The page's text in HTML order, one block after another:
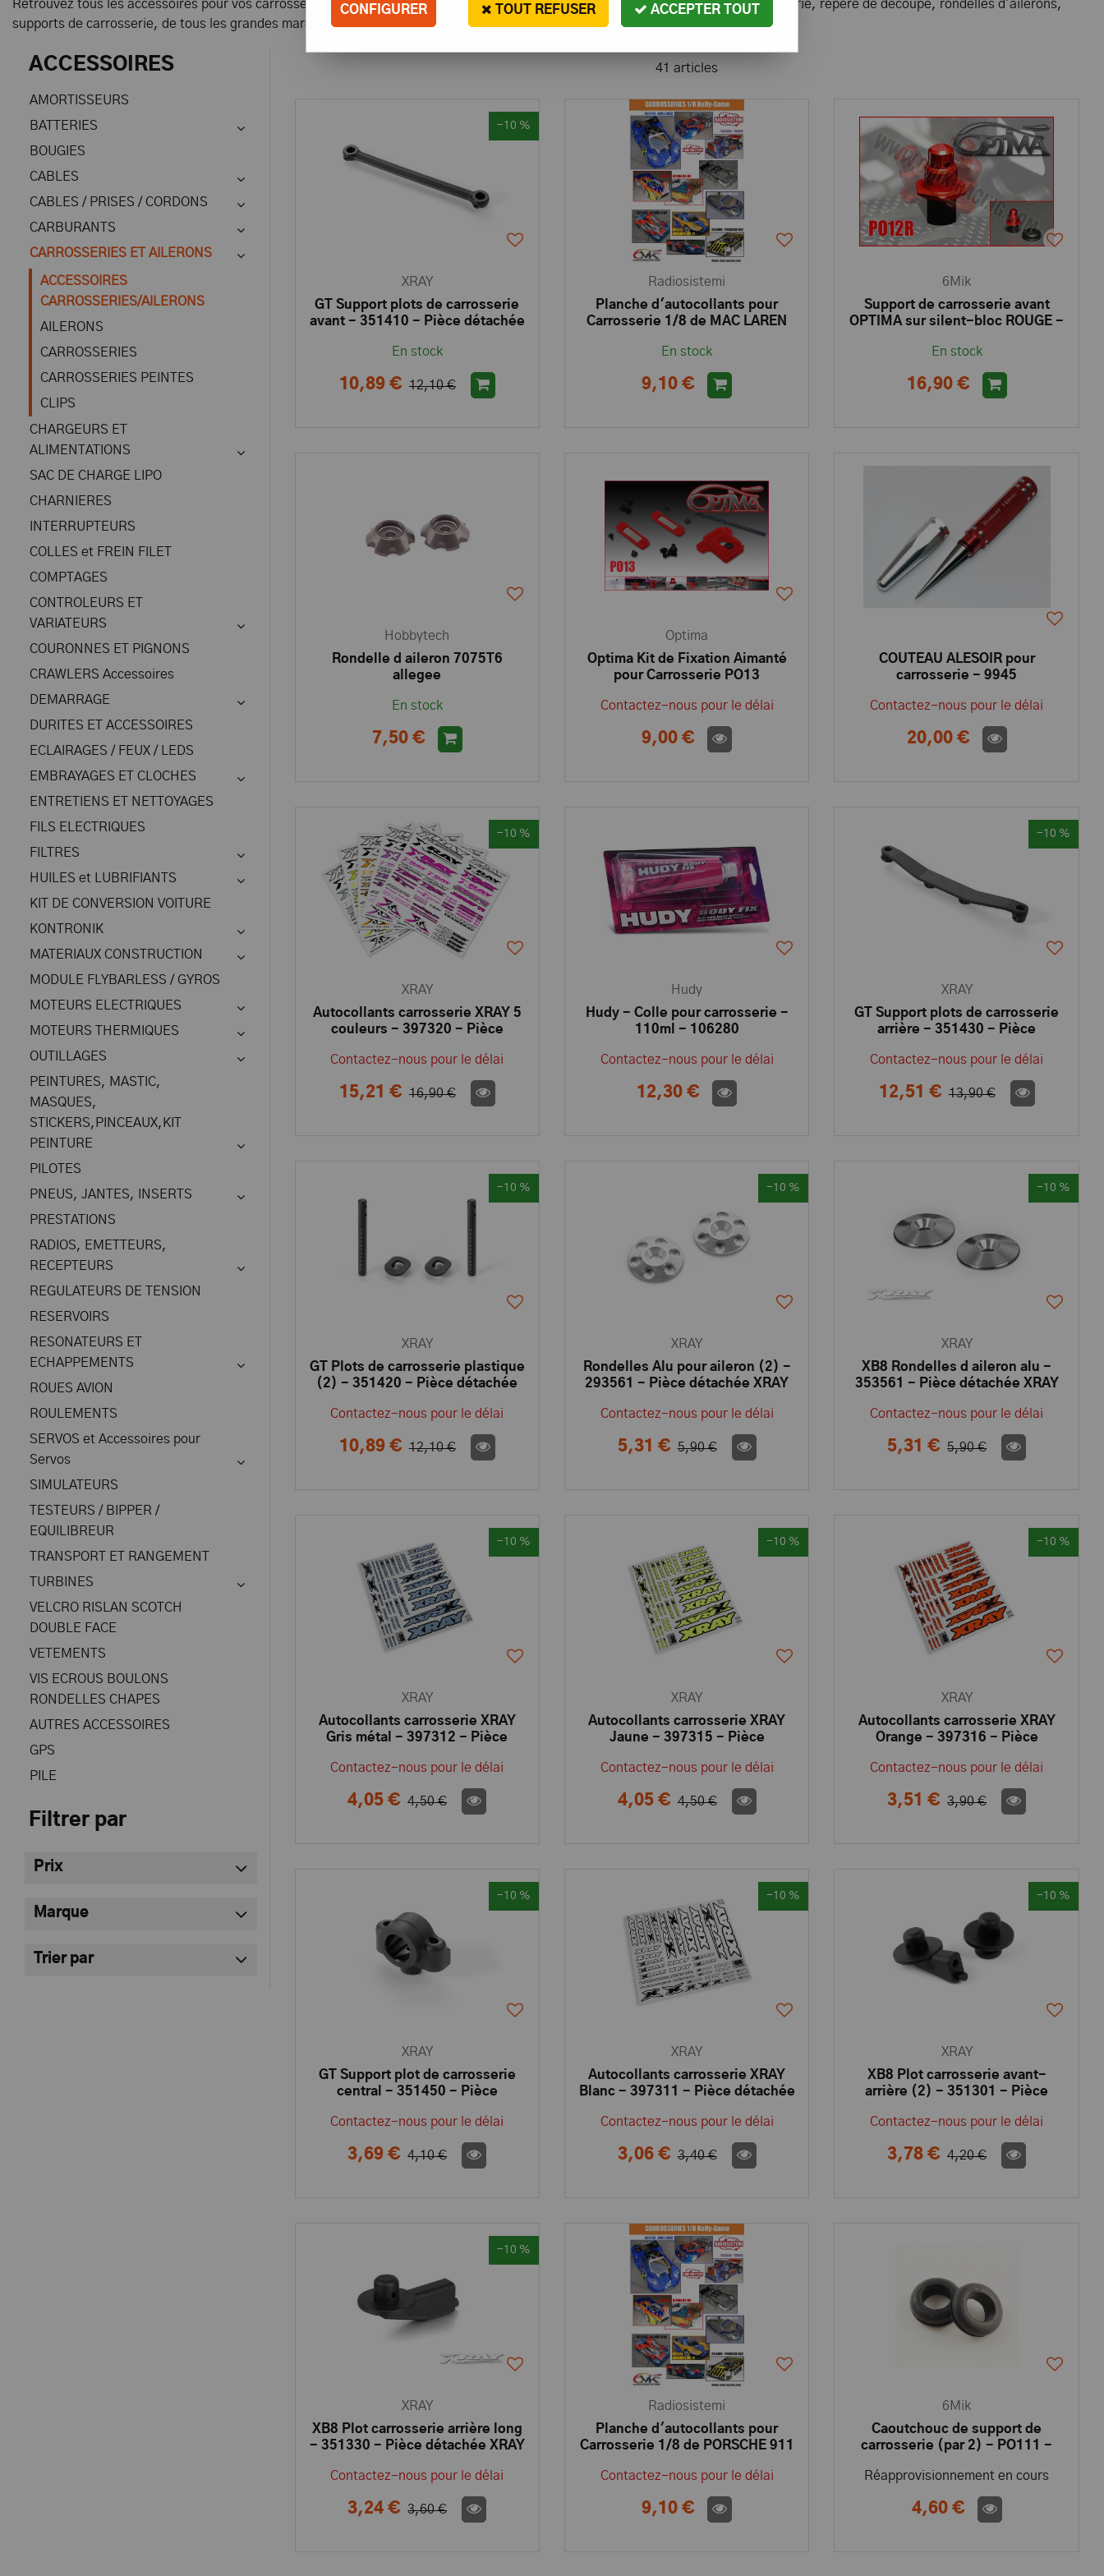
Retrouvez tous les accessoires pour vos carrosseries, ailerons, les auto-collants, bande de renfort, colle de réparation de carrosserie, repère de découpe, rondelles d'ailerons,
supports de carrosserie, de tous les grandes marques : 6mik, Hudy, Xray, Serpent, Mugen, HB Racing et Hot Bodies, Kyosho.
ACCESSOIRES
AMORTISSEURS
BATTERIES
BOUGIES
CABLES
CABLES / PRISES / CORDONS
CARBURANTS
CARROSSERIES ET AILERONS
ACCESSOIRES
CARROSSERIES/AILERONS
AILERONS
CARROSSERIES
CARROSSERIES PEINTES
CLIPS
CHARGEURS ET
ALIMENTATIONS
SAC DE CHARGE LIPO
CHARNIERES
INTERRUPTEURS
COLLES et FREIN FILET
COMPTAGES
CONTROLEURS ET
VARIATEURS
COURONNES ET PIGNONS
CRAWLERS Accessoires
DEMARRAGE
DURITES ET ACCESSOIRES
ECLAIRAGES / FEUX / LEDS
EMBRAYAGES ET CLOCHES
ENTRETIENS ET NETTOYAGES
FILS ELECTRIQUES
FILTRES
HUILES et LUBRIFIANTS
KIT DE CONVERSION VOITURE
KONTRONIK
MATERIAUX CONSTRUCTION
MODULE FLYBARLESS / GYROS
MOTEURS ELECTRIQUES
MOTEURS THERMIQUES
OUTILLAGES
PEINTURES, MASTIC,
MASQUES,
STICKERS,PINCEAUX,KIT
PEINTURE
PILOTES
PNEUS, JANTES, INSERTS
PRESTATIONS
RADIOS, EMETTEURS,
RECEPTEURS
REGULATEURS DE TENSION
RESERVOIRS
RESONATEURS ET
ECHAPPEMENTS
ROUES AVION
ROULEMENTS
SERVOS et Accessoires pour
Servos
SIMULATEURS
TESTEURS / BIPPER /
EQUILIBREUR
TRANSPORT ET RANGEMENT
TURBINES
VELCRO RISLAN SCOTCH
DOUBLE FACE
VETEMENTS
VIS ECROUS BOULONS
RONDELLES CHAPES
AUTRES ACCESSOIRES
GPS
PILE
Filtrer par
Prix
Marque
Trier par
41 articles
-10 %
XRAY
GT Support plots de carrosserie
avant - 351410 - Pièce détachée
En stock
10,89 € 12,10 €
Radiosistemi
Planche d'autocollants pour
Carrosserie 1/8 de MAC LAREN
En stock
9,10 €
6Mik
Support de carrosserie avant
OPTIMA sur silent-bloc ROUGE -
En stock
16,90 €
Hobbytech
Rondelle d aileron 7075T6
allegee
En stock
7,50 €
Optima
Optima Kit de Fixation Aimanté
pour Carrosserie PO13
Contactez-nous pour le délai
9,00 €
COUTEAU ALESOIR pour
carrosserie - 9945
Contactez-nous pour le délai
20,00 €
-10 %
XRAY
Autocollants carrosserie XRAY 5
couleurs - 397320 - Pièce
Contactez-nous pour le délai
15,21 € 16,90 €
Hudy
Hudy - Colle pour carrosserie -
110ml - 106280
Contactez-nous pour le délai
12,30 €
-10 %
XRAY
GT Support plots de carrosserie
arrière - 351430 - Pièce
Contactez-nous pour le délai
12,51 € 13,90 €
-10 %
XRAY
GT Plots de carrosserie plastique
(2) - 351420 - Pièce détachée
Contactez-nous pour le délai
10,89 € 12,10 €
-10 %
XRAY
Rondelles Alu pour aileron (2) -
293561 - Pièce détachée XRAY
Contactez-nous pour le délai
5,31 € 5,90 €
-10 %
XRAY
XB8 Rondelles d aileron alu -
353561 - Pièce détachée XRAY
Contactez-nous pour le délai
5,31 € 5,90 €
-10 %
XRAY
Autocollants carrosserie XRAY
Gris métal - 397312 - Pièce
Contactez-nous pour le délai
4,05 € 4,50 €
-10 %
XRAY
Autocollants carrosserie XRAY
Jaune - 397315 - Pièce
Contactez-nous pour le délai
4,05 € 4,50 €
-10 %
XRAY
Autocollants carrosserie XRAY
Orange - 397316 - Pièce
Contactez-nous pour le délai
3,51 € 3,90 €
-10 %
XRAY
GT Support plot de carrosserie
central - 351450 - Pièce
Contactez-nous pour le délai
3,69 € 4,10 €
-10 %
XRAY
Autocollants carrosserie XRAY
Blanc - 397311 - Pièce détachée
Contactez-nous pour le délai
3,06 € 3,40 €
-10 %
XRAY
XB8 Plot carrosserie avant-
arrière (2) - 351301 - Pièce
Contactez-nous pour le délai
3,78 € 4,20 €
-10 %
XRAY
XB8 Plot carrosserie arrière long
- 351330 - Pièce détachée XRAY
Contactez-nous pour le délai
3,24 € 3,60 €
Radiosistemi
Planche d'autocollants pour
Carrosserie 1/8 de PORSCHE 911
Contactez-nous pour le délai
9,10 €
6Mik
Caoutchouc de support de
carrosserie (par 2) - PO111 -
Réapprovisionnement en cours
4,60 €
CONFIGURER TOUT REFUSER ACCEPTER TOUT